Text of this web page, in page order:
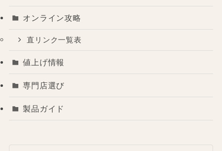
オンライン攻略
直リンク一覧表
値上げ情報
専門店選び
製品ガイド